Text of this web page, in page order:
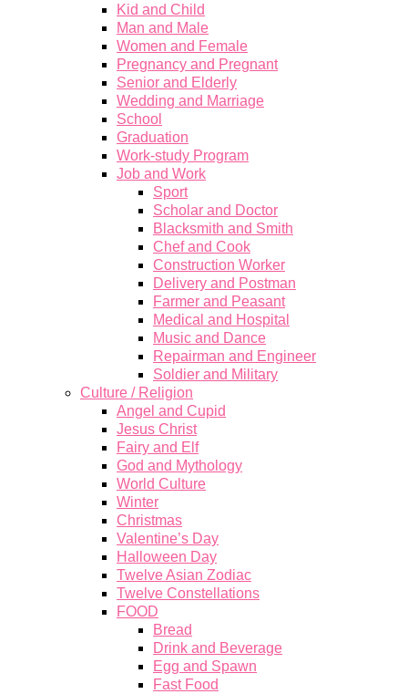
Kid and Child
Man and Male
Women and Female
Pregnancy and Pregnant
Senior and Elderly
Wedding and Marriage
School
Graduation
Work-study Program
Job and Work
Sport
Scholar and Doctor
Blacksmith and Smith
Chef and Cook
Construction Worker
Delivery and Postman
Farmer and Peasant
Medical and Hospital
Music and Dance
Repairman and Engineer
Soldier and Military
Culture / Religion
Angel and Cupid
Jesus Christ
Fairy and Elf
God and Mythology
World Culture
Winter
Christmas
Valentine’s Day
Halloween Day
Twelve Asian Zodiac
Twelve Constellations
FOOD
Bread
Drink and Beverage
Egg and Spawn
Fast Food